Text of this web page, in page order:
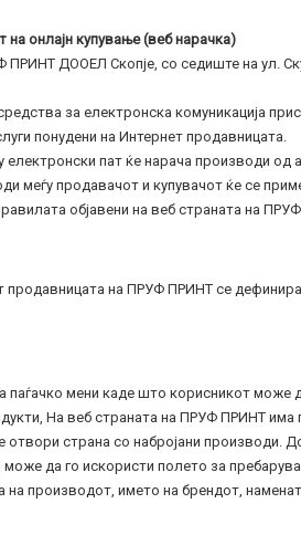
онлајн купување (веб нарачка)
ДООЕЛ Скопје, со седиште на ул.
за електронска комуникација
понудени на Интернет продавницата.
пат ќе нарача производи од
меѓу продавачот и купувачот ќе се
објавени на веб страната на
продавницата на ПРУФ ПРИНТ се
паѓачко мени каде што корисникот може
На веб страната на ПРУФ ПРИНТ има
страна со набројани производи.
може да го искористи полето за
производот, името на брендот,